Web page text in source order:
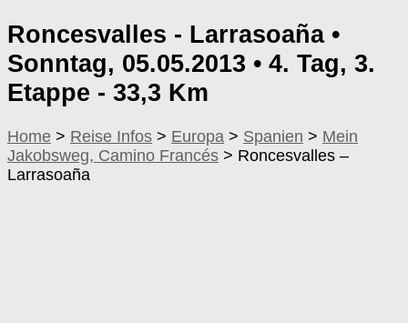
Roncesvalles - Larrasoaña •
Sonntag, 05.05.2013 • 4. Tag, 3.
Etappe - 33,3 Km
Home > Reise Infos > Europa > Spanien > Mein
Jakobsweg, Camino Francés > Roncesvalles –
Larrasoaña